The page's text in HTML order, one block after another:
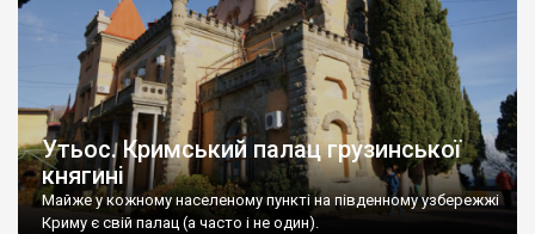
Утьос. Кримський палац грузинської
княгині
Майже у кожному населеному пункті на південному узбережжі
Криму є свій палац (а часто і не один).